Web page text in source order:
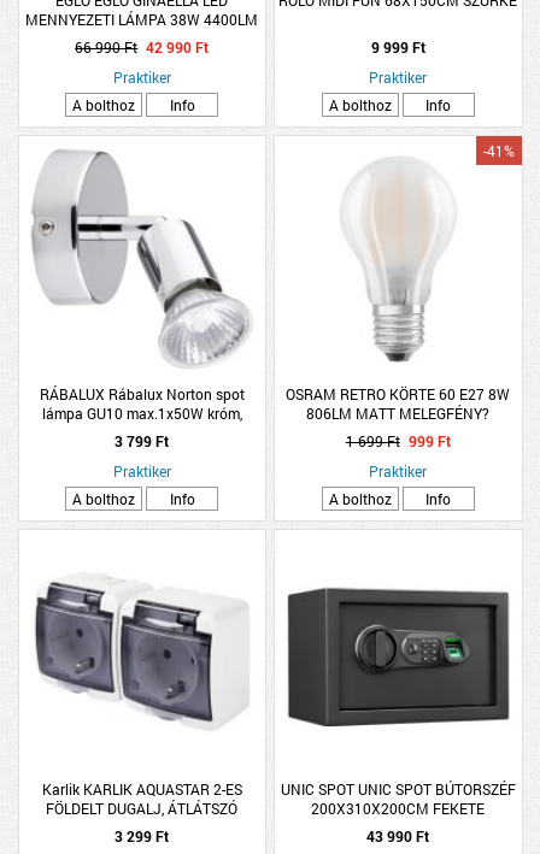
MENNYEZETI LÁMPA 38W 4400LM
3000K IP20 88X30CM FEKETE
66 990 Ft 42 990 Ft
Praktiker
A bolthoz
Info
9 999 Ft
Praktiker
A bolthoz
Info
RÁBALUX Rábalux Norton spot
lámpa GU10 max.1x50W króm,
fényforrás nélkül
3 799 Ft
Praktiker
A bolthoz
Info
OSRAM RETRO KÖRTE 60 E27 8W
806LM MATT MELEGFÉNY?
R:299915
-41%
1 699 Ft 999 Ft
Praktiker
A bolthoz
Info
Karlik KARLIK AQUASTAR 2-ES
FÖLDELT DUGALJ, ÁTLÁTSZÓ
CSAPFEDELES IP54 FEHÉR
3 299 Ft
UNIC SPOT UNIC SPOT BÚTORSZÉF
200X310X200CM FEKETE
UJJLENYOMAT OLVASÓVAL
43 990 Ft